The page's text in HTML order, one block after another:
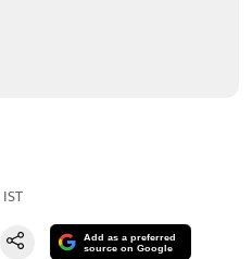
IST
Add as a preferred
source on Google